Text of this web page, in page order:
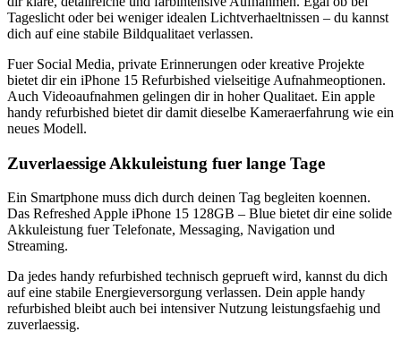
Tageslicht oder bei weniger idealen Lichtverhaeltnissen – du kannst
dich auf eine stabile Bildqualitaet verlassen.
Fuer Social Media, private Erinnerungen oder kreative Projekte
bietet dir ein iPhone 15 Refurbished vielseitige Aufnahmeoptionen.
Auch Videoaufnahmen gelingen dir in hoher Qualitaet. Ein apple
handy refurbished bietet dir damit dieselbe Kameraerfahrung wie ein
neues Modell.
Zuverlaessige Akkuleistung fuer lange Tage
Ein Smartphone muss dich durch deinen Tag begleiten koennen.
Das Refreshed Apple iPhone 15 128GB – Blue bietet dir eine solide
Akkuleistung fuer Telefonate, Messaging, Navigation und
Streaming.
Da jedes handy refurbished technisch geprueft wird, kannst du dich
auf eine stabile Energieversorgung verlassen. Dein apple handy
refurbished bleibt auch bei intensiver Nutzung leistungsfaehig und
zuverlaessig.